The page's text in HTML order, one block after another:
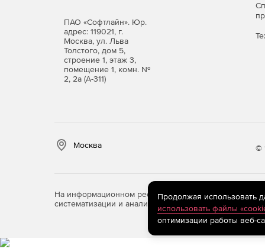
ПАО «Софтлайн». Юр.
адрес: 119021, г.
Москва, ул. Льва
Толстого, дом 5,
строение 1, этаж 3,
помещение 1, комн. №
2, 2а (А-311)
Москва ©
На информационном ресурсе store.softline.ru
систематизации и анализа сведений, относящихся
Продолжая использовать
использовать файлы
оптимизации работы веб-